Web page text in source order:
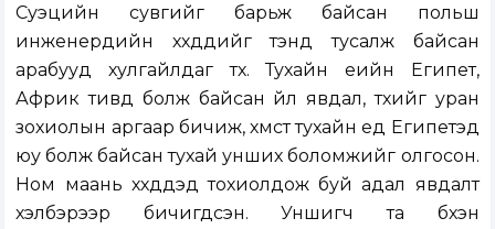
Суэцийн сувгийг барьж байсан польш
инженерүүдийн хүүхдүүдийг тэнд тусалж байсан
арабууд хулгайлдаг түүх. Тухайн үеийн Египет,
Африк тивд болж байсан үйл явдал, түүхийг уран
зохиолын аргаар бичиж, хүмүүст тухайн үед Египетэд
юу болж байсан тухай унших боломжийг олгосон.
Ном маань хүүхдүүдэд тохиолдож буй адал явдалт
хэлбэрээр бичигдсэн. Уншигч та бүхэн